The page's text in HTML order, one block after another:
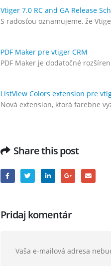
Vtiger 7.0 RC and GA Release
S radosťou oznamujeme, že
PDF Maker pre vtiger CRM
PDF Maker je dodatočné
ListView Colors extension pre
Nová extension, ktorá farebne
Share this post
Pridaj komentár
Vaša e-mailová adresa